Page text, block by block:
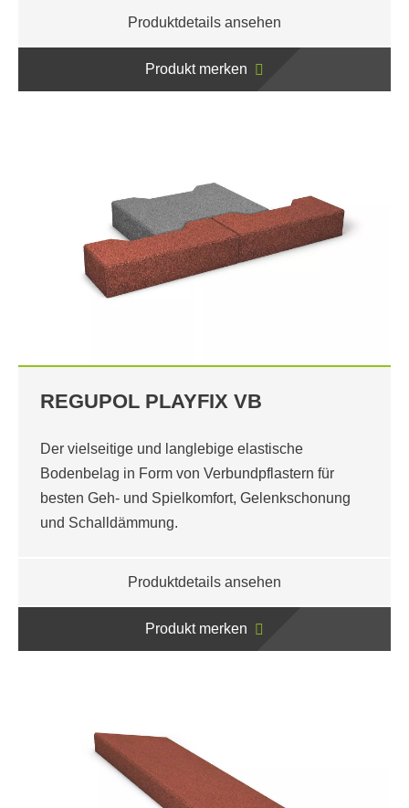
Produktdetails ansehen
Produkt merken
REGUPOL PLAYFIX VB
Der vielseitige und langlebige elastische
Bodenbelag in Form von Verbundpflastern für
besten Geh- und Spielkomfort, Gelenkschonung
und Schalldämmung.
Produktdetails ansehen
Produkt merken